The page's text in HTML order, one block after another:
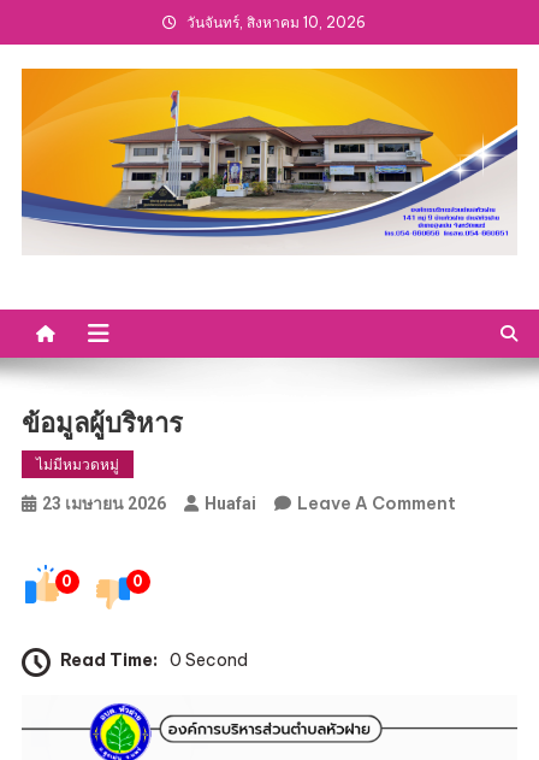
to
content
วันจันทร์, สิงหาคม 10, 2026
ข้อมูลผู้บริหาร
ไม่มีหมวดหมู่
23 เมษายน 2026 Huafai Leave A CommentOn
0 0
Read Time: 0 Second